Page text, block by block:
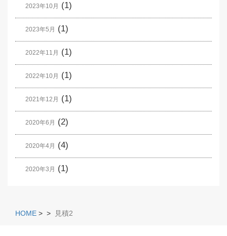
2023年10月 (1)
2023年5月 (1)
2022年11月 (1)
2022年10月 (1)
2021年12月 (1)
2020年6月 (2)
2020年4月 (4)
2020年3月 (1)
HOME > > 見積2